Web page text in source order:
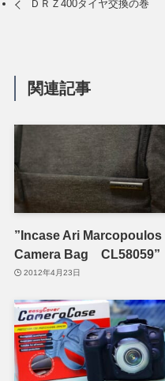
ＤＲＺ400タイヤ交換の巻
関連記事
”Incase Ari Marcopoulos
Camera Bag CL58059”
2012年4月23日